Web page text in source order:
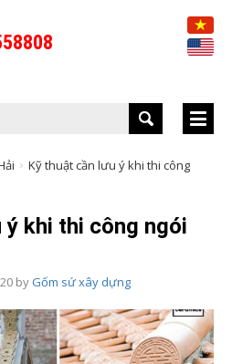
Kỹ thuật cần lưu ý khi thi công
ý khi thi công ngói
byGốm sứ xây dựng